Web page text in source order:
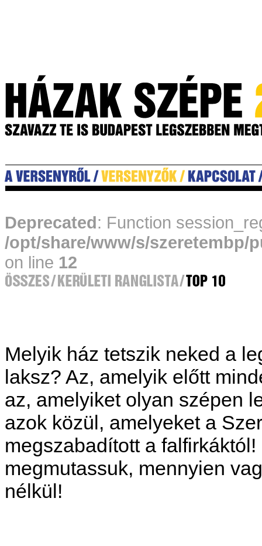
Deprecated: Function
/opt/share/www/s/szeretembp/
on line 12
Melyik ház tetszik neked a
laksz? Az, amelyik előtt
az, amelyiket olyan szépen
azok közül, amelyeket a
megszabadított a
megmutassuk, mennyien
nélkül!